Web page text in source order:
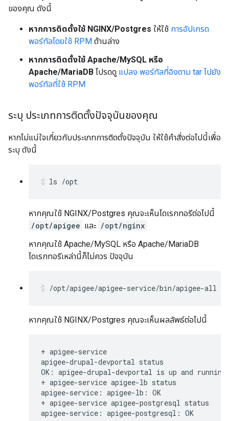
ของคุณ ดังนี้
หากการติดตั้งใช้ NGINX/Postgres ให้ใช้ การอัปเกรด
พอร์ทัลโดยใช้ RPM ด้านล่าง
หากการติดตั้งใช้ Apache/MySQL หรือ
Apache/MariaDB โปรดดู แปลง พอร์ทัลที่อิงตาม tar ไปยัง
พอร์ทัลที่ใช้ RPM
ระบุ ประเภทการติดตั้งปัจจุบันของคุณ
หากไม่แน่ใจเกี่ยวกับประเภทการติดตั้งปัจจุบัน ให้ใช้คำสั่งต่อไปนี้เพื่อ
ระบุ ดังนี้
ls /opt
หากคุณใช้ NGINX/Postgres คุณจะเห็นไดเรกทอรีต่อไปนี้
/opt/apigee และ /opt/nginx
หากคุณใช้ Apache/MySQL หรือ Apache/MariaDB
ไดเรกทอรีเหล่านี้ก็ไม่ควร ปัจจุบัน
/opt/apigee/apigee-service/bin/apigee-all
หากคุณใช้ NGINX/Postgres คุณจะเห็นผลลัพธ์ต่อไปนี้
+ apigee-service
apigee-drupal-devportal status
OK: apigee-drupal-devportal is up and running
+ apigee-service apigee-lb status
apigee-service: apigee-lb: OK
+ apigee-service apigee-postgresql status
apigee-service: apigee-postgresql: OK